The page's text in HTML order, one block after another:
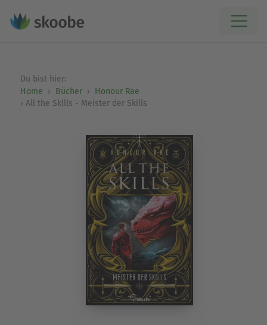
Du bist hier:
Home
Bücher
Honour Rae
All the Skills - Meister der Skills